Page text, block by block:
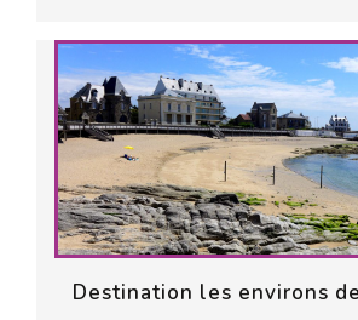
Destination les environs